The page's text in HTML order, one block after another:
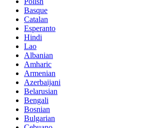
Basque
Catalan
Esperanto
Hindi
Lao
Albanian
Amharic
Armenian
Azerbaijani
Belarusian
Bengali
Bosnian
Bulgarian